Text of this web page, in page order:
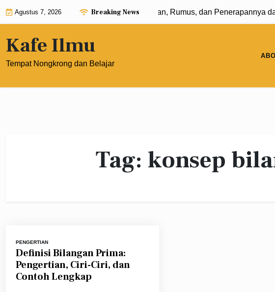
Agustus 7, 2026 Breaking News
Eksponen dengan Pangkat 0: Pengertian, Rumus, dan Penerapannya
Kafe Ilmu
Tempat Nongkrong dan Belajar
Tag: konsep
PENGERTIAN
Definisi Bilangan Prima:
Pengertian, Ciri-Ciri, dan
Contoh Lengkap